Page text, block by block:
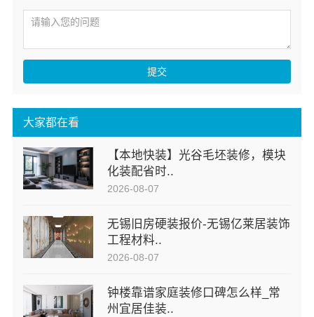
大家都在看
【本地快装】光谷毛坯装修，模块
化装配省时..
2026-08-07
无锡旧房硬装报价-无锡亿莱居装饰
工程材料..
2026-08-07
钟楼靠谱家庭装修口碑怎么样_常
州宜居佳装..
提交